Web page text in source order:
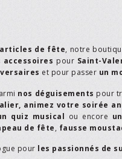
de fête, notre
accessoires pour Saint-
et pour passer un
nos déguisements pour
animez votre soirée
quiz musical ou encore
de fête, fausse
pour les passionnés de